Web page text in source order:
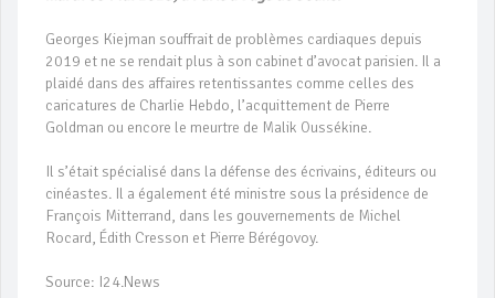
Georges Kiejman souffrait de problèmes cardiaques depuis
2019 et ne se rendait plus à son cabinet d’avocat parisien. Il a
plaidé dans des affaires retentissantes comme celles des
caricatures de Charlie Hebdo, l’acquittement de Pierre
Goldman ou encore le meurtre de Malik Oussékine.
Il s’était spécialisé dans la défense des écrivains, éditeurs ou
cinéastes. Il a également été ministre sous la présidence de
François Mitterrand, dans les gouvernements de Michel
Rocard, Édith Cresson et Pierre Bérégovoy.
Source: I24.News